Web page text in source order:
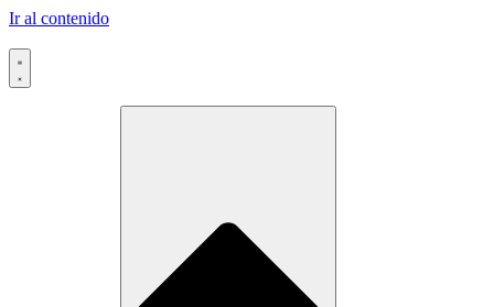
Ir al contenido